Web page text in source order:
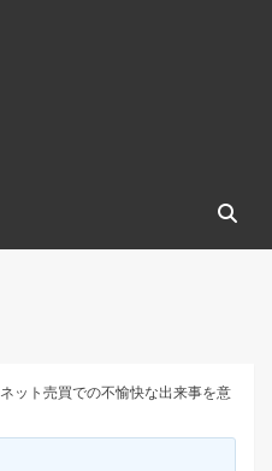
ネット売買での不愉快な出来事を意